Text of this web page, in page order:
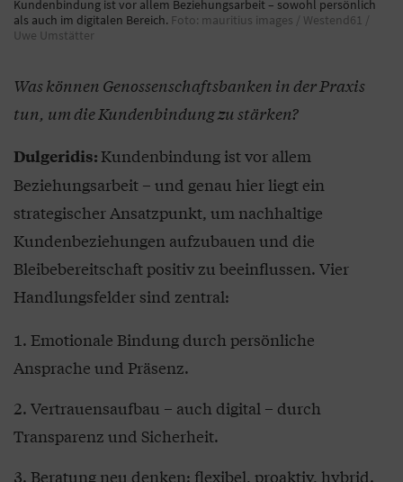
Kundenbindung ist vor allem Beziehungsarbeit – sowohl persönlich
als auch im digitalen Bereich. Foto: mauritius images / Westend61 /
Uwe Umstätter
Was können Genossenschaftsbanken in der Praxis
tun, um die Kundenbindung zu stärken?
Dulgeridis:Kundenbindung ist vor allem
Beziehungsarbeit – und genau hier liegt ein
strategischer Ansatzpunkt, um nachhaltige
Kundenbeziehungen aufzubauen und die
Bleibebereitschaft positiv zu beeinflussen. Vier
Handlungsfelder sind zentral:
Emotionale Bindung durch persönliche
Ansprache und Präsenz.
Vertrauensaufbau – auch digital – durch
Transparenz und Sicherheit.
Beratung neu denken: flexibel, proaktiv, hybrid.